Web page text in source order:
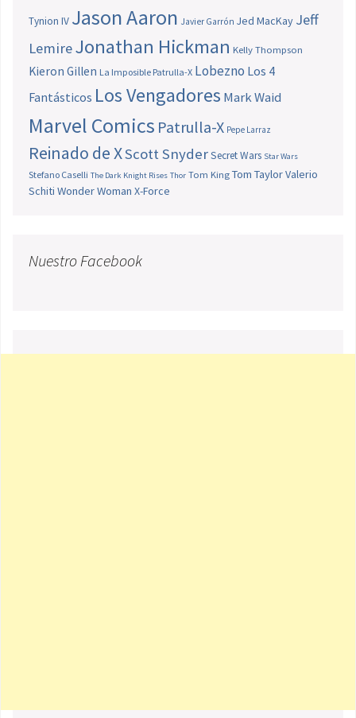
Tynion IV Jason Aaron Javier Garrón Jed MacKay Jeff
LemireJonathan Hickman Kelly Thompson
Kieron Gillen La Imposible Patrulla-X Lobezno Los 4
Fantásticos Los Vengadores Mark Waid
Marvel Comics Patrulla-X Pepe Larraz
Reinado de XScott SnyderSecret Wars Star Wars
Stefano Caselli The Dark Knight Rises Thor Tom King Tom TaylorValerio
Schiti Wonder Woman X-Force
Nuestro Facebook